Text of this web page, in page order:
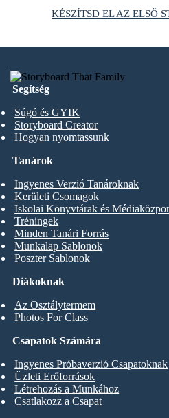
KÉSZÍTSD EL AZ ELSŐ
Segítség
Súgó és GYIK
Storyboard Creator
Hogyan nyomtassunk
Diákoknak
Az Osztálytermem
Photos For Class
Tanárok
Ingyenes Verzió Tanároknak
Kerületi Csomagok
Iskolai Könyvtárak és
Tréningek
Minden Tanári Forrás
Munkalap Sablonok
Poszter Sablonok
Csapatok Számára
Ingyenes Próbaverzió Csapatoknak
Üzleti Erőforrások
Létrehozás a Munkához
Csatlakozz a Csapat